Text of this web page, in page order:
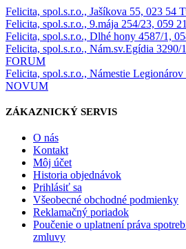
Felicita, spol.s.r.o., Jašíkova 55, 023 54
Felicita, spol.s.r.o., 9.mája 254/23, 059
Felicita, spol.s.r.o., Dlhé hony 4587/1,
Felicita, spol.s.r.o., Nám.sv.Egídia 3290/
FORUM
Felicita, spol.s.r.o., Námestie
NOVUM
ZÁKAZNICKÝ SERVIS
O nás
Kontakt
Môj účet
Historia objednávok
Prihlásiť sa
Všeobecné obchodné podmienky
Reklamačný poriadok
Poučenie o uplatnení práva
zmluvy